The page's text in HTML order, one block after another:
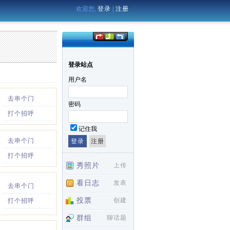
欢迎您, 登录 注册
去串个门
打个招呼
去串个门
打个招呼
去串个门
打个招呼
登录站点
用户名
密码
记住我
秀照片 上传
看日志 发表
投票 创建
群组 聊话题